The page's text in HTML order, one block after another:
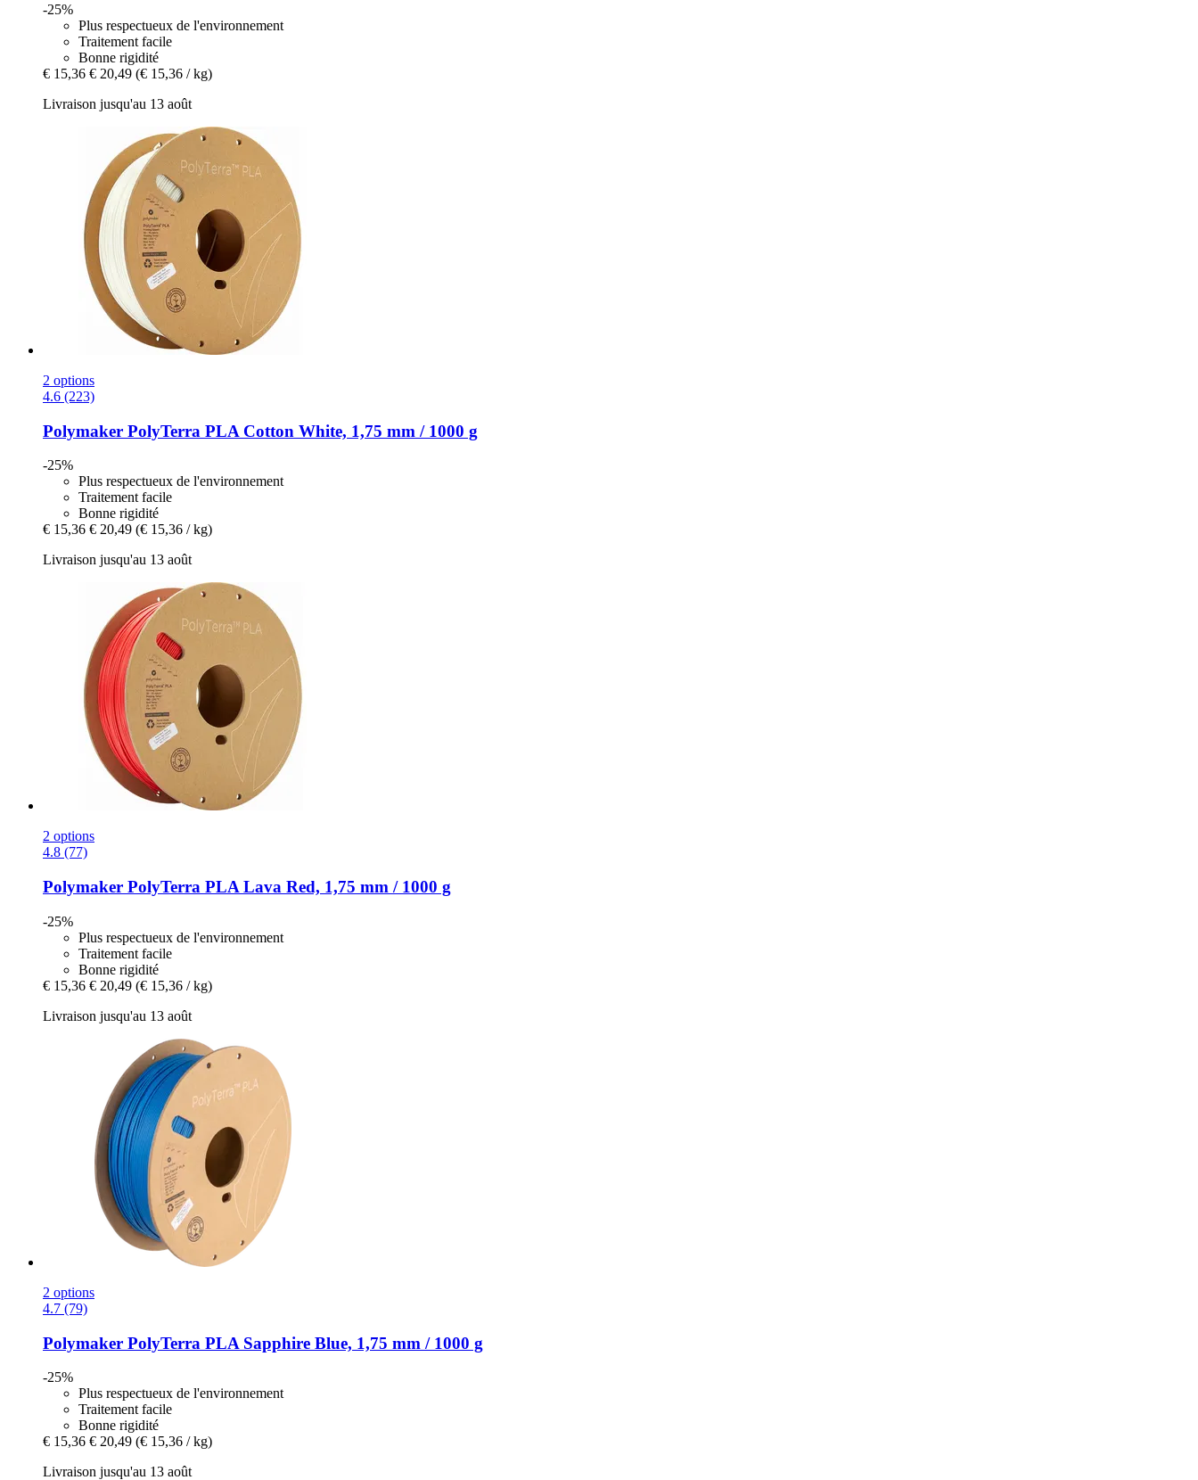
-25%
Plus respectueux de l'environnement
Traitement facile
Bonne rigidité
€ 15,36 € 20,49 (€ 15,36 / kg)
Livraison jusqu'au 13 août
2 options
4.6 (223)
Polymaker PolyTerra PLA Cotton White, 1,75 mm / 1000 g
-25%
Plus respectueux de l'environnement
Traitement facile
Bonne rigidité
€ 15,36 € 20,49 (€ 15,36 / kg)
Livraison jusqu'au 13 août
2 options
4.8 (77)
Polymaker PolyTerra PLA Lava Red, 1,75 mm / 1000 g
-25%
Plus respectueux de l'environnement
Traitement facile
Bonne rigidité
€ 15,36 € 20,49 (€ 15,36 / kg)
Livraison jusqu'au 13 août
2 options
4.7 (79)
Polymaker PolyTerra PLA Sapphire Blue, 1,75 mm / 1000 g
-25%
Plus respectueux de l'environnement
Traitement facile
Bonne rigidité
€ 15,36 € 20,49 (€ 15,36 / kg)
Livraison jusqu'au 13 août